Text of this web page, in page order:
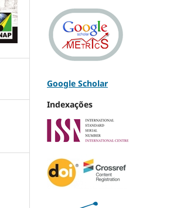
Google Scholar
Indexações